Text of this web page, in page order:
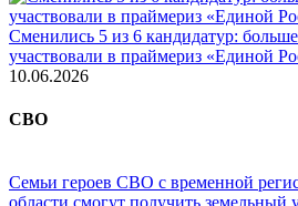
Сменились 5 из 6 кандидатур:
участвовали в праймериз «Единой
10.06.2026
СВО
Семьи героев СВО с временной